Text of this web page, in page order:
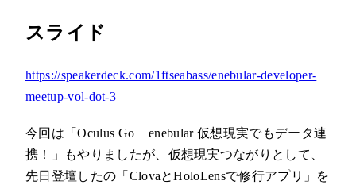
スライド
https://speakerdeck.com/1ftseabass/enebular-developer-
meetup-vol-dot-3
今回は「Oculus Go + enebular 仮想現実でもデータ連
携！」もやりましたが、仮想現実つながりとして、
先日登壇したの「ClovaとHoloLensで修行アプリ」を